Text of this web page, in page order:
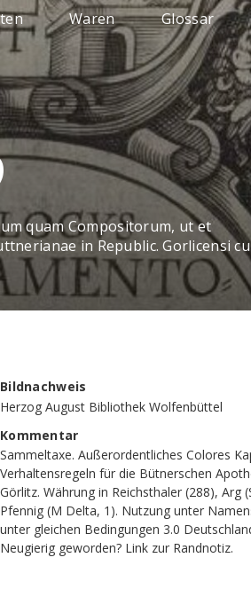
Waren Glossar
quam Compositorum, ut et
in Republic. Gorlicensi
Bildnachweis
Herzog August Bibliothek Wolfenbüttel
Kommentar
Sammeltaxe. Außerordentliches Colores
Verhaltensregeln für die Bütnerschen
Görlitz. Währung in Reichsthaler (288), Arg
Pfennig (M Delta, 1). Nutzung unter
unter gleichen Bedingungen 3.0
Neugierig geworden? Link zur Randnotiz.